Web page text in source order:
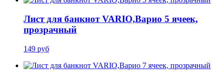
Лист для банкнот VARIO,Варио 5 ячеек,
прозрачный
149 руб